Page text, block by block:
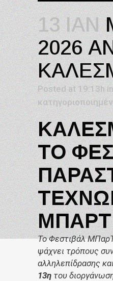
13 ΙΑΝ
2026
Posted at 19:13h in
ΤΟ
ΜΠΑΡΤ
Το Φεστιβάλ ΜΠαρΤ
ψάχνει τρόπους
αλληλεπίδρασης
13η του